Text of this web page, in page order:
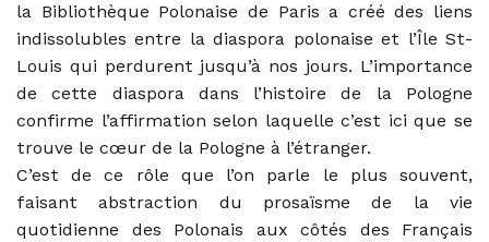
la Bibliothèque Polonaise de Paris a créé des liens
indissolubles entre la diaspora polonaise et l’Île St-
Louis qui perdurent jusqu’à nos jours. L’importance
de cette diaspora dans l’histoire de la Pologne
confirme l’affirmation selon laquelle c’est ici que se
trouve le cœur de la Pologne à l’étranger.
C’est de ce rôle que l’on parle le plus souvent,
faisant abstraction du prosaïsme de la vie
quotidienne des Polonais aux côtés des Français